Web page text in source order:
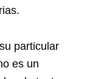
particular
es un